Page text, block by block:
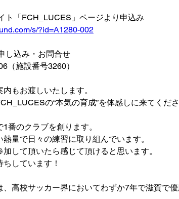
ト「FCH_LUCES」ページより申込み
s/?id=A1280-002
し込み・お問合せ
（施設番号3260）
もお渡しいたします。
の“本気の育成”を体感しに来てくださ
番のクラブを創ります。
量で日々の練習に取り組んでいます。
して頂いたら感じて頂けると思います。
しています！
、高校サッカー界においてわずか7年で滋賀で